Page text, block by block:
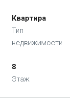
Квартира
Тип
недвижимости
8
Этаж